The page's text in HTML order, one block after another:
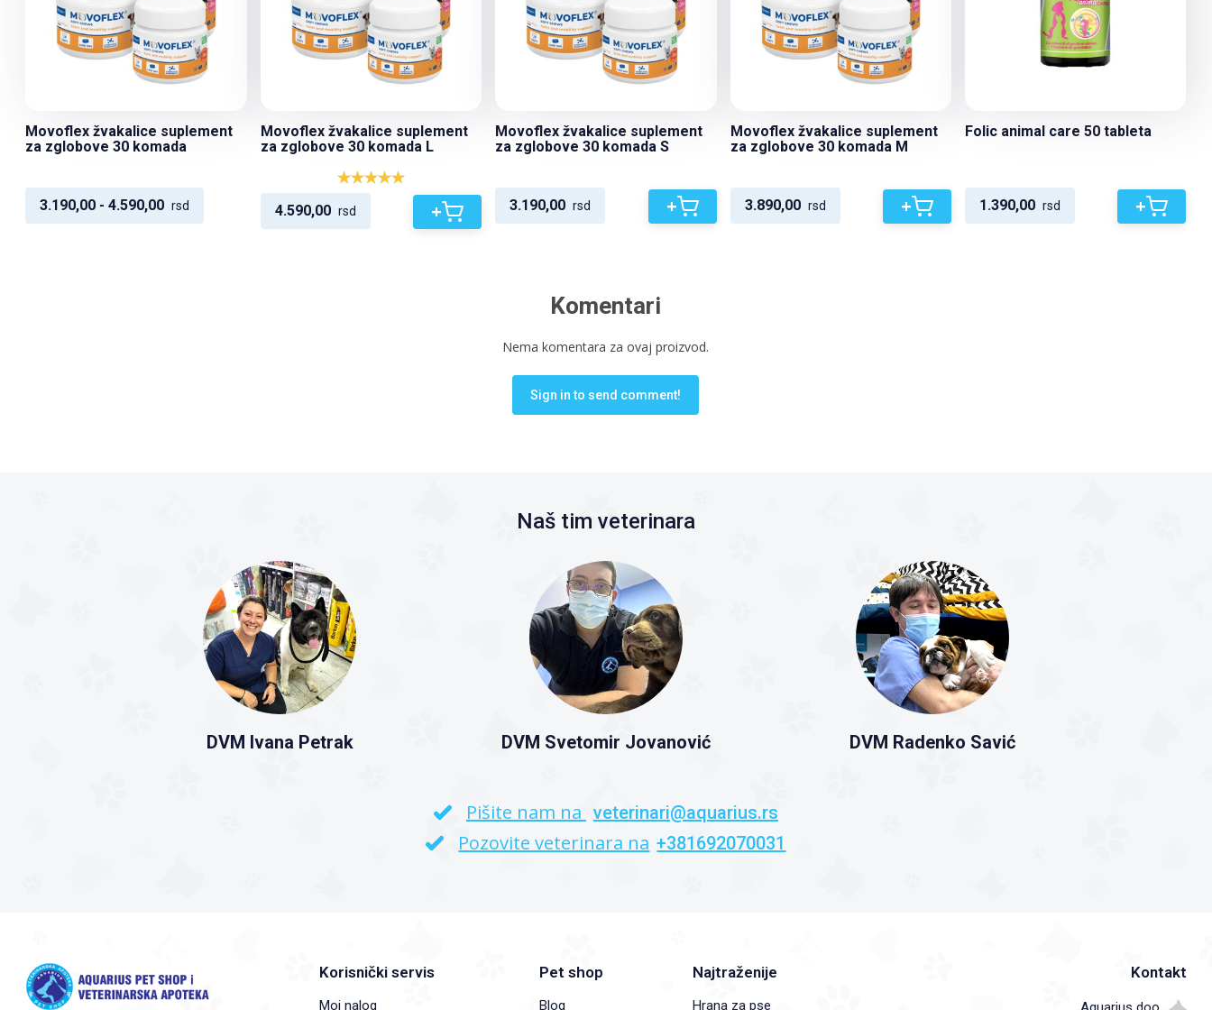
Movoflex žvakalice suplement
za zglobove 30 komada
3.190,00 - 4.590,00 rsd
Movoflex žvakalice suplement
za zglobove 30 komada L
4.590,00 rsd +
Movoflex žvakalice suplement
za zglobove 30 komada S
3.190,00 rsd +
Movoflex žvakalice suplement
za zglobove 30 komada M
3.890,00 rsd +
Folic animal care 50 tableta
1.390,00 rsd +
Komentari
Nema komentara za ovaj proizvod.
Sign in to send comment!
Naš tim veterinara
DVM Ivana Petrak DVM Svetomir Jovanović DVM Radenko Savić
Pišite nam na veterinari@aquarius.rs
Pozovite veterinara na +381692070031
Korisnički servis
Moj nalog
Pet shop
Blog
Najtraženije
Hrana za pse
Kontakt